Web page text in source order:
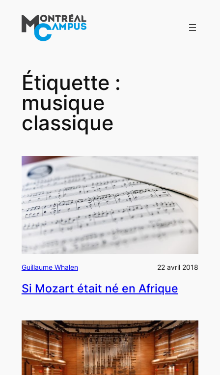
contenu
Étiquette :
musique
classique
Guillaume Whalen 22 avril 2018
Si Mozart était né en Afrique